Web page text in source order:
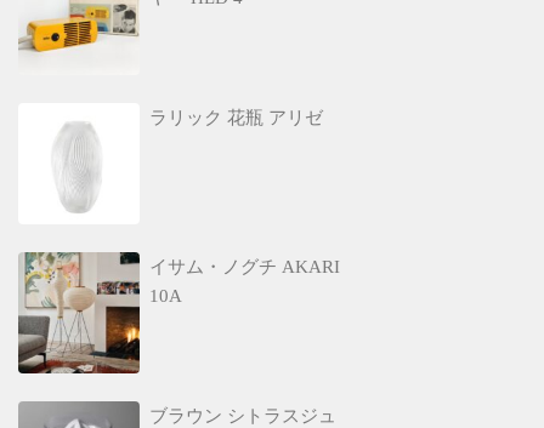
ラリック 花瓶 アリゼ
イサム・ノグチ AKARI
10A
ブラウン シトラスジュ